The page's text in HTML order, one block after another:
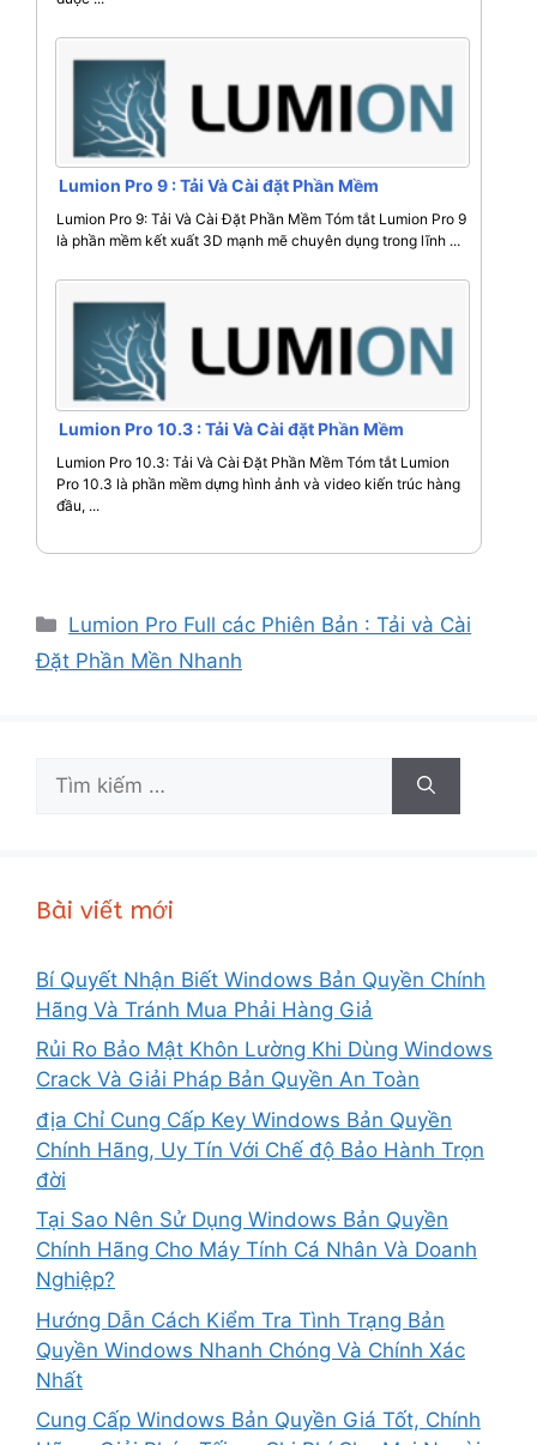
Lumion Pro 9 : Tải Và Cài đặt Phần Mềm
Lumion Pro 9: Tải Và Cài Đặt Phần Mềm Tóm tắt Lumion Pro 9
là phần mềm kết xuất 3D mạnh mẽ chuyên dụng trong lĩnh ...
Lumion Pro 10.3 : Tải Và Cài đặt Phần Mềm
Lumion Pro 10.3: Tải Và Cài Đặt Phần Mềm Tóm tắt Lumion
Pro 10.3 là phần mềm dựng hình ảnh và video kiến trúc hàng
đầu, ...
Danh
mục
Lumion Pro Full các Phiên Bản : Tải và Cài
Đặt Phần Mền Nhanh
Tìm
kiếm
Bài viết mới
Bí Quyết Nhận Biết Windows Bản Quyền Chính
Hãng Và Tránh Mua Phải Hàng Giả
Rủi Ro Bảo Mật Khôn Lường Khi Dùng Windows
Crack Và Giải Pháp Bản Quyền An Toàn
địa Chỉ Cung Cấp Key Windows Bản Quyền
Chính Hãng, Uy Tín Với Chế độ Bảo Hành Trọn
đời
Tại Sao Nên Sử Dụng Windows Bản Quyền
Chính Hãng Cho Máy Tính Cá Nhân Và Doanh
Nghiệp?
Hướng Dẫn Cách Kiểm Tra Tình Trạng Bản
Quyền Windows Nhanh Chóng Và Chính Xác
Nhất
Cung Cấp Windows Bản Quyền Giá Tốt, Chính